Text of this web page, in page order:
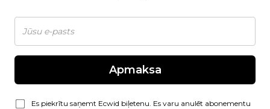
Apmaksa
Es piekrītu saņemt Ecwid biļetenu. Es varu anulēt abonementu